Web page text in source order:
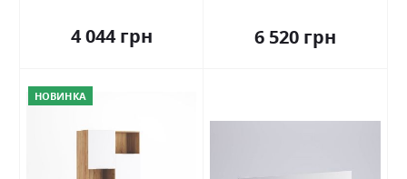
4 044 грн 6 520 грн
НОВИНКА